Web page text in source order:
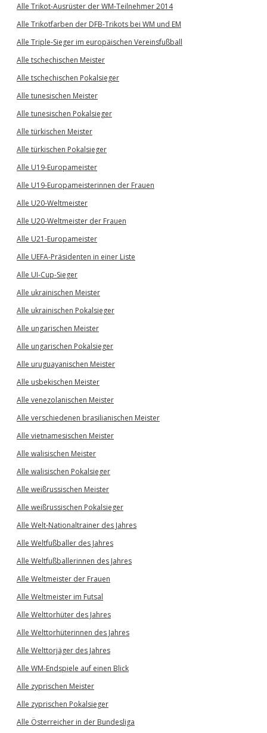
Alle Trikot-Ausrüster der WM-Teilnehmer 2014
Alle Trikotfarben der DFB-Trikots bei WM und EM
Alle Triple-Sieger im europäischen Vereinsfußball
Alle tschechischen Meister
Alle tschechischen Pokalsieger
Alle tunesischen Meister
Alle tunesischen Pokalsieger
Alle türkischen Meister
Alle türkischen Pokalsieger
Alle U19-Europameister
Alle U19-Europameisterinnen der Frauen
Alle U20-Weltmeister
Alle U20-Weltmeister der Frauen
Alle U21-Europameister
Alle UEFA-Präsidenten in einer Liste
Alle UI-Cup-Sieger
Alle ukrainischen Meister
Alle ukrainischen Pokalsieger
Alle ungarischen Meister
Alle ungarischen Pokalsieger
Alle uruguayanischen Meister
Alle usbekischen Meister
Alle venezolanischen Meister
Alle verschiedenen brasilianischen Meister
Alle vietnamesischen Meister
Alle walisischen Meister
Alle walisischen Pokalsieger
Alle weißrussischen Meister
Alle weißrussischen Pokalsieger
Alle Welt-Nationaltrainer des Jahres
Alle Weltfußballer des Jahres
Alle Weltfußballerinnen des Jahres
Alle Weltmeister der Frauen
Alle Weltmeister im Futsal
Alle Welttorhüter des Jahres
Alle Welttorhüterinnen des Jahres
Alle Welttorjäger des Jahres
Alle WM-Endspiele auf einen Blick
Alle zyprischen Meister
Alle zyprischen Pokalsieger
Alle Österreicher in der Bundesliga